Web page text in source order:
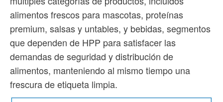
alimentos frescos para mascotas, proteínas
premium, salsas y untables, y bebidas, segmentos
que dependen de HPP para satisfacer las
demandas de seguridad y distribución de
alimentos, manteniendo al mismo tiempo una
frescura de etiqueta limpia.